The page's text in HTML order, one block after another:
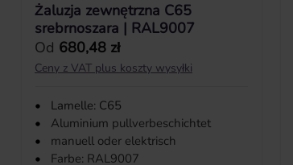
Żaluzja zewnętrzna C65
srebrnoszara | RAL9007
Cena regularna:
Od 680,48 zł
Ceny z VAT plus koszty wysyłki
•
Lamelle: C65
•
Aluminium pullverbeschichtet
•
manuell oder elektrisch
•
Farbe: RAL9007